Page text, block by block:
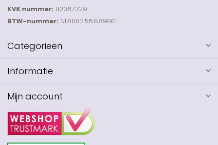
KVK nummer: 02067329
BTW-nummer: NL8082.56.889B01
Categorieën
Informatie
Mijn account